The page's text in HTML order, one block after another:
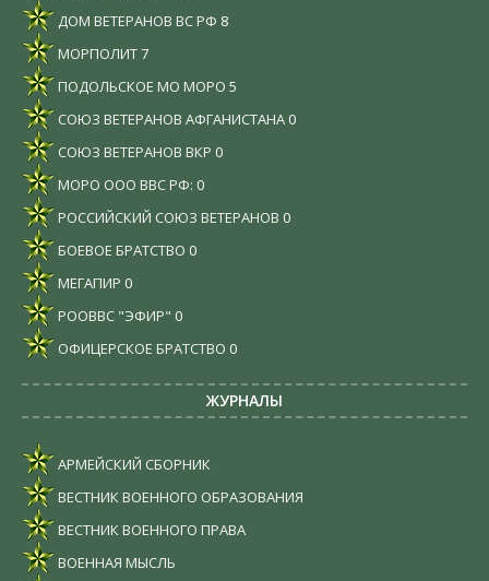
ДОМ ВЕТЕРАНОВ ВС РФ 8
МОРПОЛИТ7
ПОДОЛЬСКОЕ МО МОРО 5
СОЮЗ ВЕТЕРАНОВ АФГАНИСТАНА 0
СОЮЗ ВЕТЕРАНОВ ВКР 0
МОРО ООО ВВС РФ: 0
РОССИЙСКИЙ СОЮЗ ВЕТЕРАНОВ 0
БОЕВОЕ БРАТСТВО 0
МЕГАПИР 0
РООВВС "ЭФИР" 0
ОФИЦЕРСКОЕ БРАТСТВО 0
ЖУРНАЛЫ
АРМЕЙСКИЙ СБОРНИК
ВЕСТНИК ВОЕННОГО ОБРАЗОВАНИЯ
ВЕСТНИК ВОЕННОГО ПРАВА
ВОЕННАЯ МЫСЛЬ